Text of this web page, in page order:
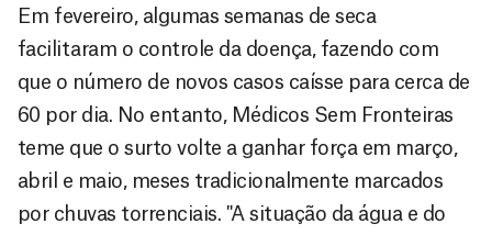
Em fevereiro, algumas semanas de seca
facilitaram o controle da doença, fazendo com
que o número de novos casos caísse para cerca de
60 por dia. No entanto, Médicos Sem Fronteiras
teme que o surto volte a ganhar força em março,
abril e maio, meses tradicionalmente marcados
por chuvas torrenciais. "A situação da água e do